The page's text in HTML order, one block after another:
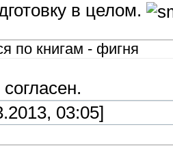
в целом.
по книгам - фигня
03:05]